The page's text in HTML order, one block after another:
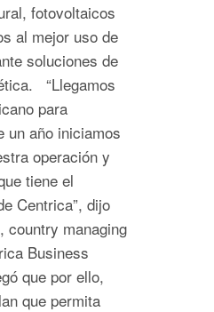
fotovoltaicos
al mejor uso de
soluciones de
“Llegamos
para
un año iniciamos
operación y
tiene el
Centrica”, dijo
country managing
Business
que por ello,
que permita